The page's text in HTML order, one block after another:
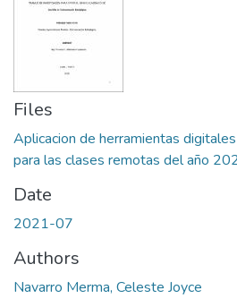
Files
Aplicacion de herramientas
para las clases remotas del año
Date
2021-07
Authors
Navarro Merma, Celeste Joyce